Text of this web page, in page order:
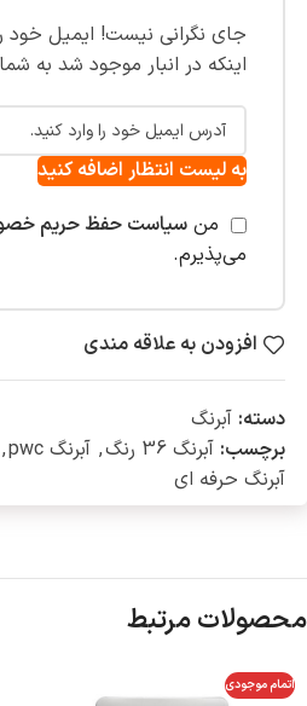
جای نگرانی نیست! ایمیل خود
اینکه در انبار موجود شد به
به لیست انتظار اضافه کنید
من سیاست حفظ حریم
می‌پذیرم.
افزودن به علاقه مندی
دسته: آبرنگ
برچسب: آبرنگ 36 رنگ , آبرنگ pwc ,
آبرنگ حرفه ای
محصولات مرتبط
اتمام موجودی